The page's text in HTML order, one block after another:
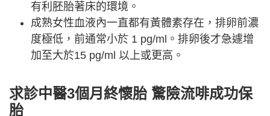
有利胚胎著床的環境。
成熟女性血液內一直都有黃體素存在，排卵前濃
度極低，前通常小於 1 pg/ml。排卵後才急遽增
加至大於15 pg/ml 以上或更高。
求診中醫3個月終懷胎 驚險流啡成功保
胎